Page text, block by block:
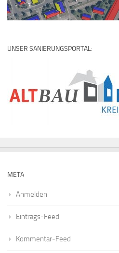
UNSER SANIERUNGSPORTAL:
META
Anmelden
Eintrags-Feed
Kommentar-Feed